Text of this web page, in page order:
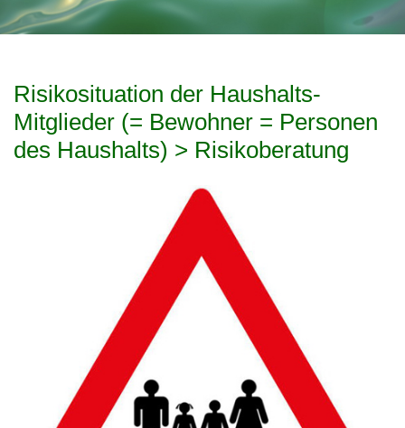
Risikosituation der Haushalts-
Mitglieder (= Bewohner = Personen
des Haushalts) > Risikoberatung